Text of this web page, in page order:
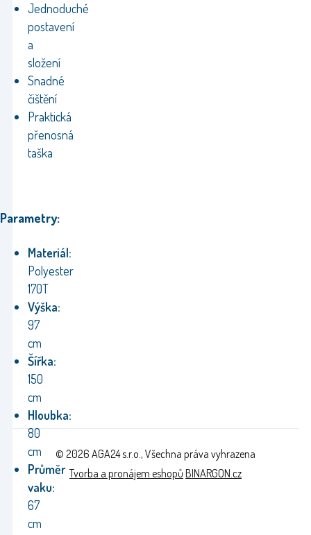
Jednoduché
postavení
a
složení
Snadné
čištění
Praktická
přenosná
taška
Parametry:
Materiál:
Polyester
170T
Výška:
97
cm
Šířka:
150
cm
Hloubka:
80
cm
Průměr
vaku:
67
cm
© 2026 AGA24 s.r.o., Všechna práva vyhrazena
Tvorba a pronájem eshopů BINARGON.cz